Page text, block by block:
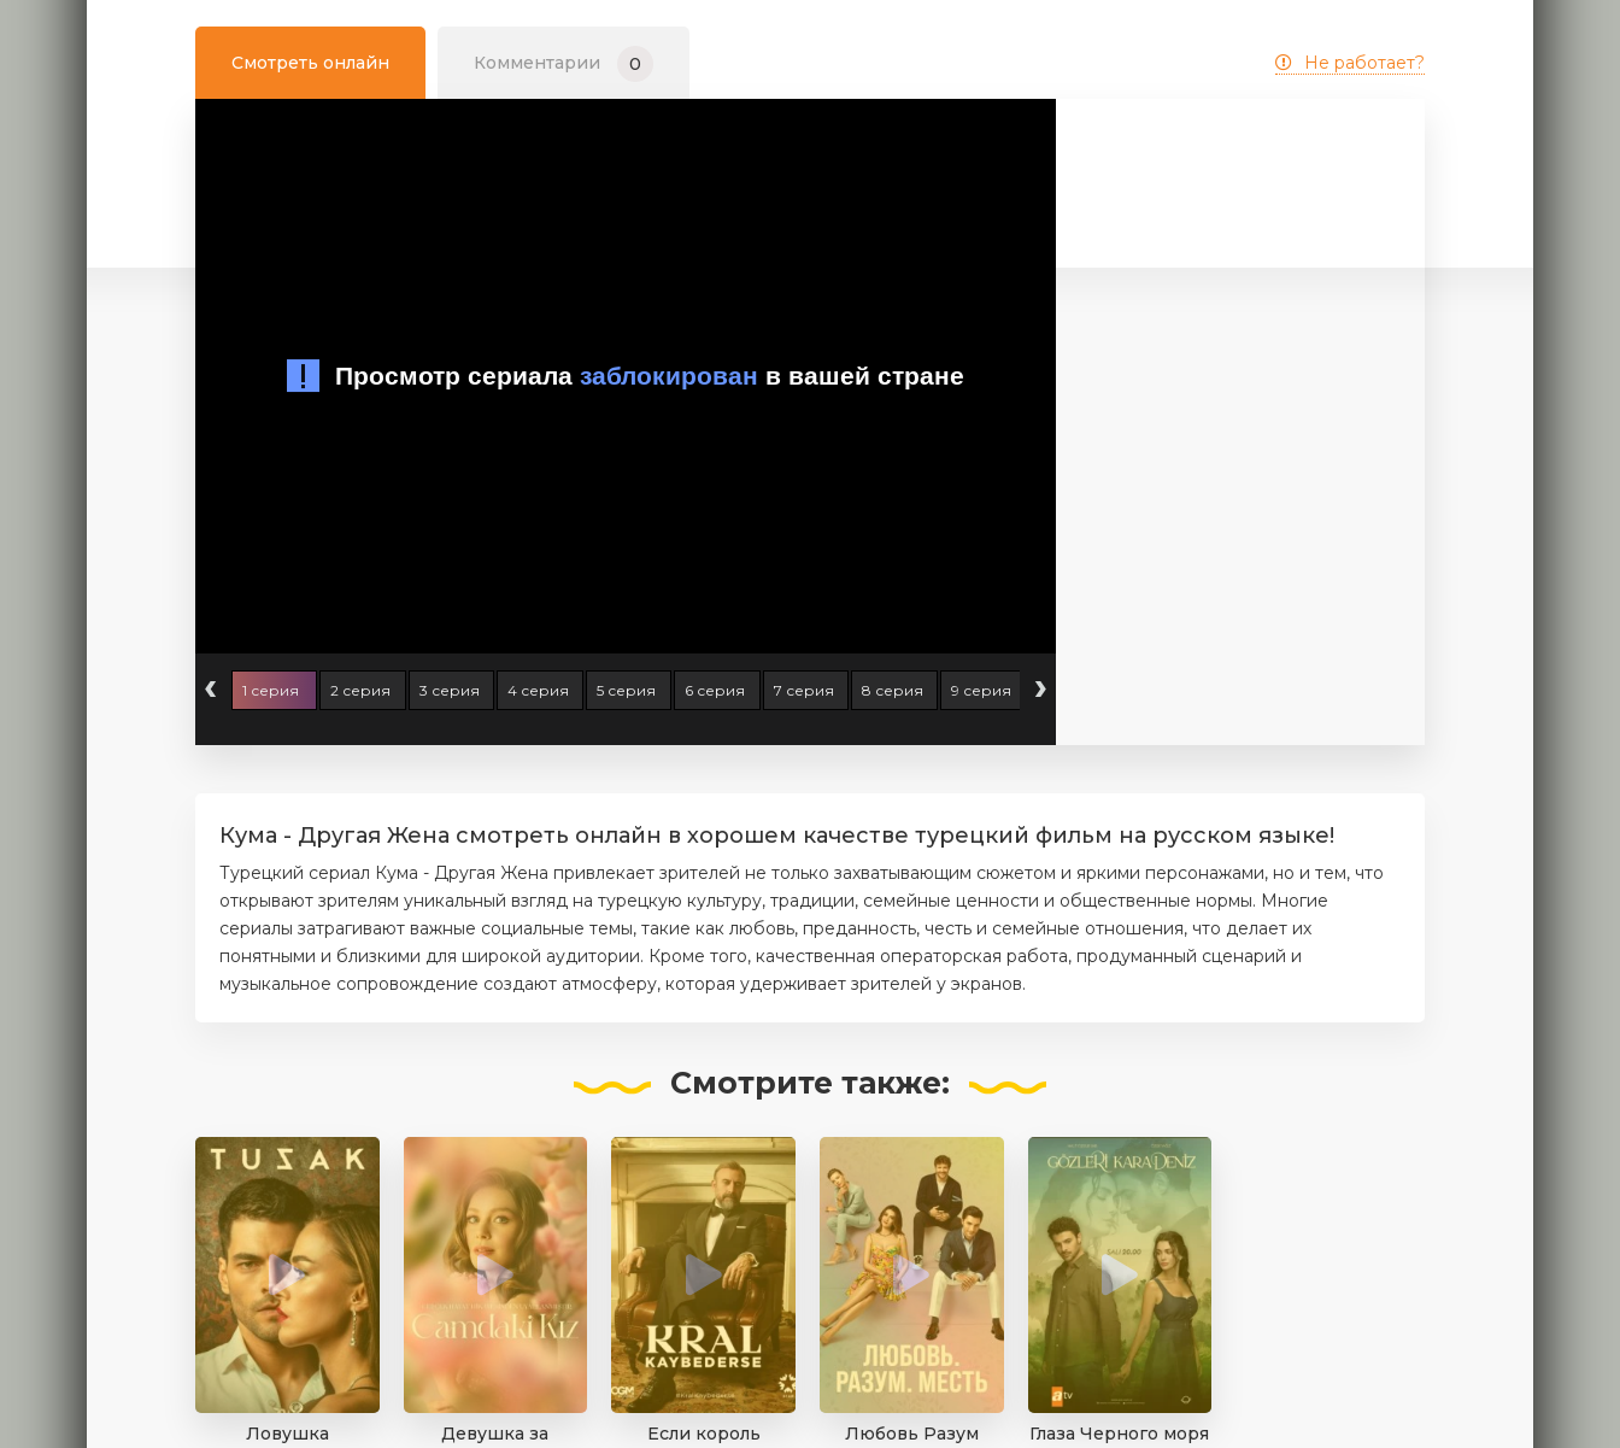
Смотреть онлайн Комментарии 0 Не работает?
‹ 1 серия 2 серия 3 серия 4 серия 5 серия 6 серия 7 серия 8 серия 9 серия 10 серия
›
Кума - Другая Жена смотреть онлайн в хорошем качестве турецкий фильм на русском языке!
Турецкий сериал Кума - Другая Жена привлекает зрителей не только захватывающим сюжетом и яркими персонажами, но и тем, что
открывают зрителям уникальный взгляд на турецкую культуру, традиции, семейные ценности и общественные нормы. Многие
сериалы затрагивают важные социальные темы, такие как любовь, преданность, честь и семейные отношения, что делает их
понятными и близкими для широкой аудитории. Кроме того, качественная операторская работа, продуманный сценарий и
музыкальное сопровождение создают атмосферу, которая удерживает зрителей у экранов.
Смотрите также:
Ловушка
Девушка за
Если король
Любовь Разум
Глаза Черного моря